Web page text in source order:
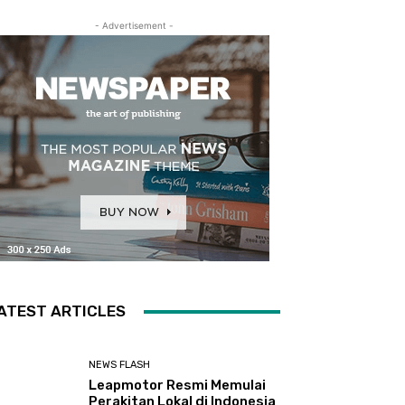
- Advertisement -
ARTICLES
NEWS FLASH
Leapmotor Resmi Memulai
Perakitan Lokal di Indonesia